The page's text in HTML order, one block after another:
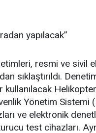
yapılacak’’
resmi ve sivil
sıklaştırıldı.
Yönetim Sistemi
ve elektronik
test cihazları.